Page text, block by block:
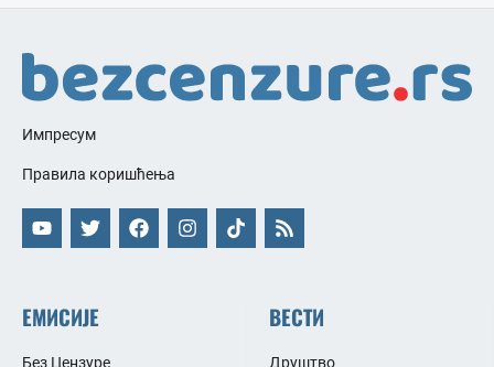
Импресум
Правила коришћења
ЕМИСИЈЕ
Без Цензуре
ВЕСТИ
Друштво